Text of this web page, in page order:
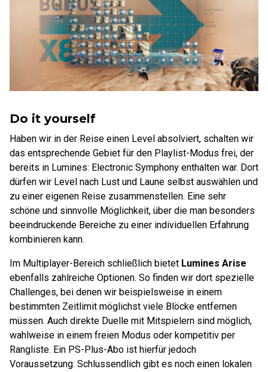
Do it yourself
Haben wir in der Reise einen Level absolviert, schalten wir
das entsprechende Gebiet für den Playlist-Modus frei, der
bereits in Lumines: Electronic Symphony enthalten war. Dort
dürfen wir Level nach Lust und Laune selbst auswählen und
zu einer eigenen Reise zusammenstellen. Eine sehr
schöne und sinnvolle Möglichkeit, über die man besonders
beeindruckende Bereiche zu einer individuellen Erfahrung
kombinieren kann.
Im Multiplayer-Bereich schließlich bietet Lumines Arise
ebenfalls zahlreiche Optionen. So finden wir dort spezielle
Challenges, bei denen wir beispielsweise in einem
bestimmten Zeitlimit möglichst viele Blöcke entfernen
müssen. Auch direkte Duelle mit Mitspielern sind möglich,
wahlweise in einem freien Modus oder kompetitiv per
Rangliste. Ein PS-Plus-Abo ist hierfür jedoch
Voraussetzung. Schlussendlich gibt es noch einen lokalen